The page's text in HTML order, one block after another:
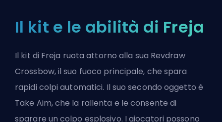
Il kit e le abilità di Freja
Il kit di Freja ruota attorno alla sua Revdraw
Crossbow, il suo fuoco principale, che spara
rapidi colpi automatici. Il suo secondo oggetto è
Take Aim, che la rallenta e le consente di
sparare un colpo esplosivo. I giocatori possono